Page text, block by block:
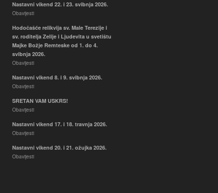
Nastavni vikend 22. i 23. svibnja 2026.
Obavijesti
Hodočašće relikvija sv. Male Terezije i
sv. roditelja Zelije i Ljudevita u svetištu
Majke Božje Remteske od 1. do 4.
svibnja 2026.
Obavijesti
Nastavni vikend 8. i 9. svibnja 2026.
Obavijesti
SRETAN VAM USKRS!
Obavijesti
Nastavni vikend 17. i 18. travnja 2026.
Obavijesti
Nastavni vikend 20. i 21. ožujka 2026.
Obavijesti